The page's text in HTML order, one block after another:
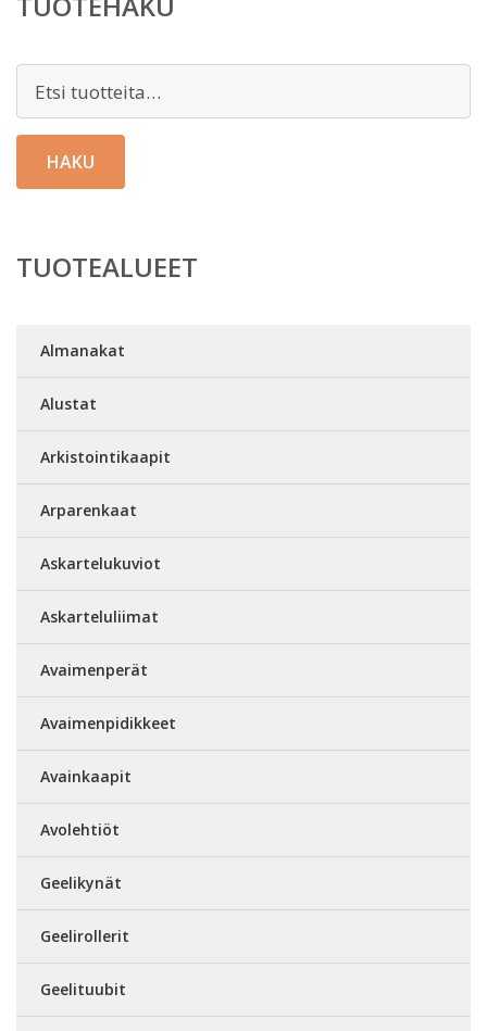
HAKU
TUOTEALUEET
Almanakat
Alustat
Arkistointikaapit
Arparenkaat
Askartelukuviot
Askarteluliimat
Avaimenperät
Avaimenpidikkeet
Avainkaapit
Avolehtiöt
Geelikynät
Geelirollerit
Geelituubit